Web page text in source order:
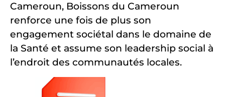
Cameroun, Boissons du Cameroun
renforce une fois de plus son
engagement sociétal dans le domaine de
la Santé et assume son leadership social à
l’endroit des communautés locales.